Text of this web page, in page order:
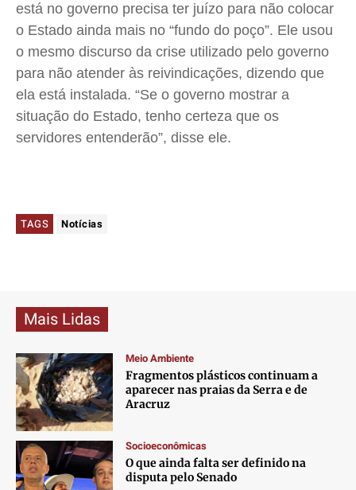
está no governo precisa ter juízo para não colocar
o Estado ainda mais no “fundo do poço”. Ele usou
o mesmo discurso da crise utilizado pelo governo
para não atender às reivindicações, dizendo que
ela está instalada. “Se o governo mostrar a
situação do Estado, tenho certeza que os
servidores entenderão”, disse ele.
TAGS Notícias
Mais Lidas
Meio Ambiente
Fragmentos plásticos continuam a
aparecer nas praias da Serra e de
Aracruz
Socioeconômicas
O que ainda falta ser definido na
disputa pelo Senado